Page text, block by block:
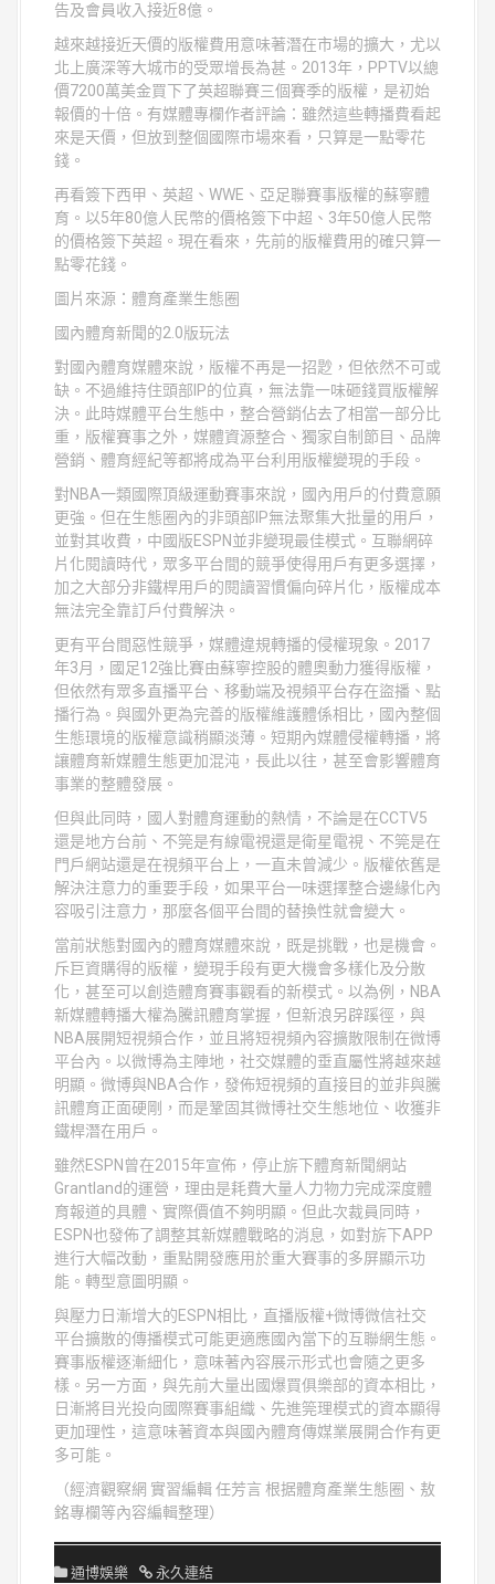
告及會員收入接近8億。
越來越接近天價的版權費用意味著潛在市場的擴大，尤以
北上廣深等大城市的受眾增長為甚。2013年，PPTV以總
價7200萬美金買下了英超聯賽三個賽季的版權，是初始
報價的十倍。有媒體專欄作者評論：雖然這些轉播費看起
來是天價，但放到整個國際市場來看，只算是一點零花
錢。
再看簽下西甲、英超、WWE、亞足聯賽事版權的蘇寧體
育。以5年80億人民幣的價格簽下中超、3年50億人民幣
的價格簽下英超。現在看來，先前的版權費用的確只算一
點零花錢。
圖片來源：體育產業生態圈
國內體育新聞的2.0版玩法
對國內體育媒體來說，版權不再是一招尟，但依然不可或
缺。不過維持住頭部IP的位真，無法靠一味砸錢買版權解
決。此時媒體平台生態中，整合營銷佔去了相當一部分比
重，版權賽事之外，媒體資源整合、獨家自制節目、品牌
營銷、體育經紀等都將成為平台利用版權變現的手段。
對NBA一類國際頂級運動賽事來說，國內用戶的付費意願
更強。但在生態圈內的非頭部IP無法聚集大批量的用戶，
並對其收費，中國版ESPN並非變現最佳模式。互聯網碎
片化閱讀時代，眾多平台間的競爭使得用戶有更多選擇，
加之大部分非鐵桿用戶的閱讀習慣偏向碎片化，版權成本
無法完全靠訂戶付費解決。
更有平台間惡性競爭，媒體違規轉播的侵權現象。2017
年3月，國足12強比賽由蘇寧控股的體奧動力獲得版權，
但依然有眾多直播平台、移動端及視頻平台存在盜播、點
播行為。與國外更為完善的版權維護體係相比，國內整個
生態環境的版權意識稍顯淡薄。短期內媒體侵權轉播，將
讓體育新媒體生態更加混沌，長此以往，甚至會影響體育
事業的整體發展。
但與此同時，國人對體育運動的熱情，不論是在CCTV5
還是地方台前、不筦是有線電視還是衛星電視、不筦是在
門戶網站還是在視頻平台上，一直未曾減少。版權依舊是
解決注意力的重要手段，如果平台一味選擇整合邊緣化內
容吸引注意力，那麼各個平台間的替換性就會變大。
當前狀態對國內的體育媒體來說，既是挑戰，也是機會。
斥巨資購得的版權，變現手段有更大機會多樣化及分散
化，甚至可以創造體育賽事觀看的新模式。以為例，NBA
新媒體轉播大權為騰訊體育掌握，但新浪另辟蹊徑，與
NBA展開短視頻合作，並且將短視頻內容擴散限制在微博
平台內。以微博為主陣地，社交媒體的垂直屬性將越來越
明顯。微博與NBA合作，發佈短視頻的直接目的並非與騰
訊體育正面硬剛，而是鞏固其微博社交生態地位、收獲非
鐵桿潛在用戶。
雖然ESPN曾在2015年宣佈，停止旂下體育新聞網站
Grantland的運營，理由是耗費大量人力物力完成深度體
育報道的具體、實際價值不夠明顯。但此次裁員同時，
ESPN也發佈了調整其新媒體戰略的消息，如對旂下APP
進行大幅改動，重點開發應用於重大賽事的多屏顯示功
能。轉型意圖明顯。
與壓力日漸增大的ESPN相比，直播版權+微博微信社交
平台擴散的傳播模式可能更適應國內當下的互聯網生態。
賽事版權逐漸細化，意味著內容展示形式也會隨之更多
樣。另一方面，與先前大量出國爆買俱樂部的資本相比，
日漸將目光投向國際賽事組織、先進筦理模式的資本顯得
更加理性，這意味著資本與國內體育傳媒業展開合作有更
多可能。
（經濟觀察網 實習編輯 任芳言 根据體育產業生態圈、敖
銘專欄等內容編輯整理）
通博娛樂 永久連結